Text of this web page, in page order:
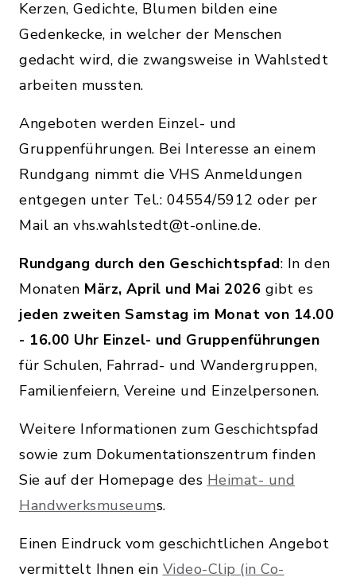
Kerzen, Gedichte, Blumen bilden eine
Gedenkecke, in welcher der Menschen
gedacht wird, die zwangsweise in Wahlstedt
arbeiten mussten.
Angeboten werden Einzel- und
Gruppenführungen. Bei Interesse an einem
Rundgang nimmt die VHS Anmeldungen
entgegen unter Tel.: 04554/5912 oder per
Mail an vhs.wahlstedt@t-online.de.
Rundgang durch den Geschichtspfad: In den
Monaten März, April und Mai 2026 gibt es
jeden zweiten Samstag im Monat von 14.00
- 16.00 Uhr Einzel- und Gruppenführungen
für Schulen, Fahrrad- und Wandergruppen,
Familienfeiern, Vereine und Einzelpersonen.
Weitere Informationen zum Geschichtspfad
sowie zum Dokumentationszentrum finden
Sie auf der Homepage des Heimat- und
Handwerksmuseums.
Einen Eindruck vom geschichtlichen Angebot
vermittelt Ihnen ein Video-Clip (in Co-